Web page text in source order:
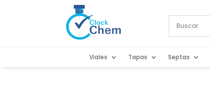
Viales Tapas Septas